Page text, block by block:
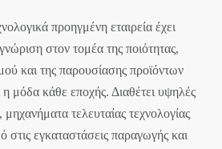
προηγμένη εταιρεία έχει
στον τομέα της ποιότητας,
και της παρουσίασης προϊόντων
μόδα κάθε εποχής. Διαθέτει υψηλές
τελευταίας τεχνολογίας
στις εγκαταστάσεις παραγωγής και